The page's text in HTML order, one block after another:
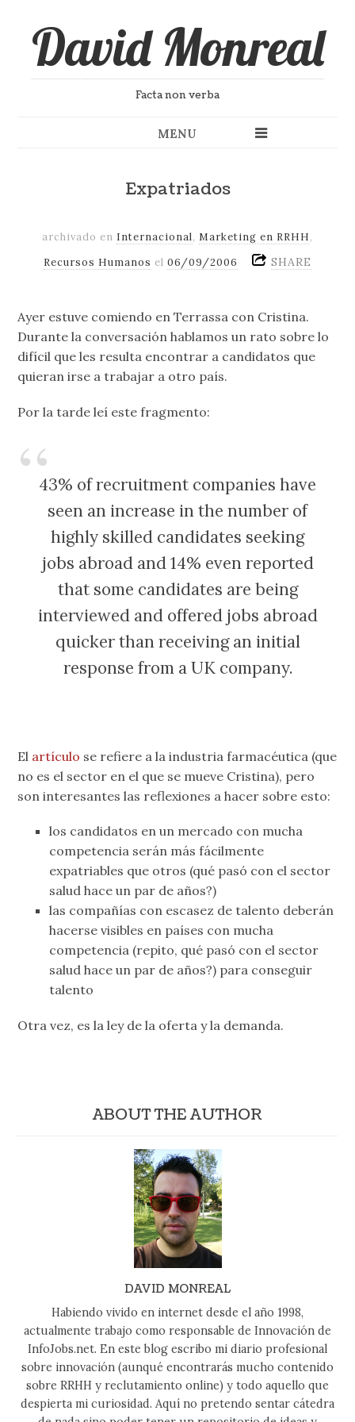
David Monreal
Facta non verba
MENU
Expatriados
archivado en Internacional, Marketing en RRHH,
Recursos Humanos el 06/09/2006 SHARE
Ayer estuve comiendo en Terrassa con Cristina.
Durante la conversación hablamos un rato sobre lo
difícil que les resulta encontrar a candidatos que
quieran irse a trabajar a otro país.
Por la tarde leí este fragmento:
43% of recruitment companies have
seen an increase in the number of
highly skilled candidates seeking
jobs abroad and 14% even reported
that some candidates are being
interviewed and offered jobs abroad
quicker than receiving an initial
response from a UK company.
El artículo se refiere a la industria farmacéutica (que
no es el sector en el que se mueve Cristina), pero
son interesantes las reflexiones a hacer sobre esto:
los candidatos en un mercado con mucha
competencia serán más fácilmente
expatriables que otros (qué pasó con el sector
salud hace un par de años?)
las compañías con escasez de talento deberán
hacerse visibles en países con mucha
competencia (repito, qué pasó con el sector
salud hace un par de años?) para conseguir
talento
Otra vez, es la ley de la oferta y la demanda.
ABOUT THE AUTHOR
DAVID MONREAL
Habiendo vivido en internet desde el año 1998,
actualmente trabajo como responsable de Innovación de
InfoJobs.net. En este blog escribo mi diario profesional
sobre innovación (aunqué encontrarás mucho contenido
sobre RRHH y reclutamiento online) y todo aquello que
despierta mi curiosidad. Aquí no pretendo sentar cátedra